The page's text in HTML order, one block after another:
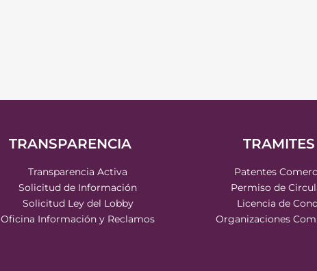
TRANSPARENCIA
Transparencia Activa
Solicitud de Información
Solicitud Ley del Lobby
Oficina Información y Reclamos
TRAMITES
Patentes
Permiso de
Licencia de
Organizaciones